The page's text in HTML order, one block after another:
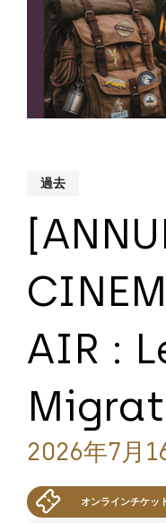
過去
AIR :
2026年7月
オンラインチケッ